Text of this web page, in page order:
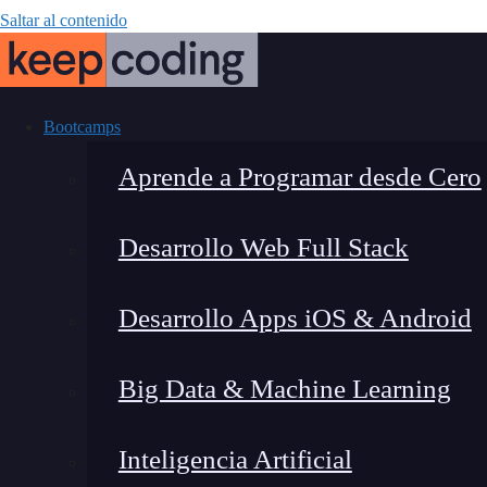
Saltar al contenido
Bootcamps
Aprende a Programar desde Cero
Desarrollo Web Full Stack
Desarrollo Apps iOS & Android
Big Data & Machine Learning
Inteligencia Artificial
Dark Web:
se